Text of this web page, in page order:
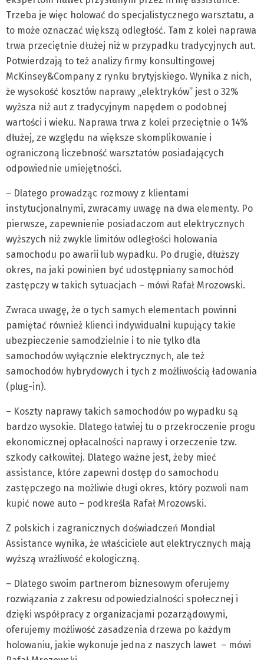
Trzeba je więc holować do specjalistycznego warsztatu, a
to może oznaczać większą odległość. Tam z kolei naprawa
trwa przeciętnie dłużej niż w przypadku tradycyjnych aut.
Potwierdzają to też analizy firmy konsultingowej
McKinsey&Company z rynku brytyjskiego. Wynika z nich,
że wysokość kosztów naprawy „elektryków” jest o 32%
wyższa niż aut z tradycyjnym napędem o podobnej
wartości i wieku. Naprawa trwa z kolei przeciętnie o 14%
dłużej, ze względu na większe skomplikowanie i
ograniczoną liczebność warsztatów posiadających
odpowiednie umiejętności.
– Dlatego prowadząc rozmowy z klientami
instytucjonalnymi, zwracamy uwagę na dwa elementy. Po
pierwsze, zapewnienie posiadaczom aut elektrycznych
wyższych niż zwykle limitów odległości holowania
samochodu po awarii lub wypadku. Po drugie, dłuższy
okres, na jaki powinien być udostępniany samochód
zastępczy w takich sytuacjach – mówi Rafał Mrozowski.
Zwraca uwagę, że o tych samych elementach powinni
pamiętać również klienci indywidualni kupujący takie
ubezpieczenie samodzielnie i to nie tylko dla
samochodów wyłącznie elektrycznych, ale też
samochodów hybrydowych i tych z możliwością ładowania
(plug-in).
– Koszty naprawy takich samochodów po wypadku są
bardzo wysokie. Dlatego łatwiej tu o przekroczenie progu
ekonomicznej opłacalności naprawy i orzeczenie tzw.
szkody całkowitej. Dlatego ważne jest, żeby mieć
assistance, które zapewni dostęp do samochodu
zastępczego na możliwie długi okres, który pozwoli nam
kupić nowe auto – podkreśla Rafał Mrozowski.
Z polskich i zagranicznych doświadczeń Mondial
Assistance wynika, że właściciele aut elektrycznych mają
wyższą wrażliwość ekologiczną.
– Dlatego swoim partnerom biznesowym oferujemy
rozwiązania z zakresu odpowiedzialności społecznej i
dzięki współpracy z organizacjami pozarządowymi,
oferujemy możliwość zasadzenia drzewa po każdym
holowaniu, jakie wykonuje jedna z naszych lawet – mówi